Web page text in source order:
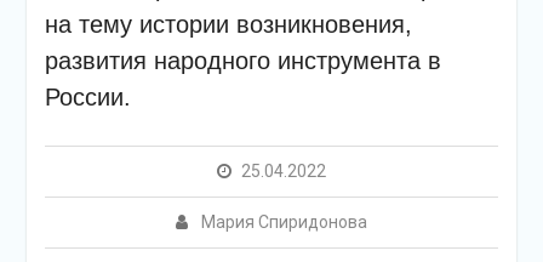
на тему истории возникновения,
развития народного инструмента в
России.
25.04.2022
Мария Спиридонова